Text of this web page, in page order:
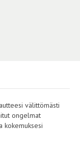
välittömästi
kokemuksesi